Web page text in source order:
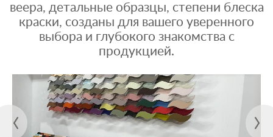
веера, детальные образцы, степени блеска
краски, созданы для вашего уверенного
выбора и глубокого знакомства с
продукцией.